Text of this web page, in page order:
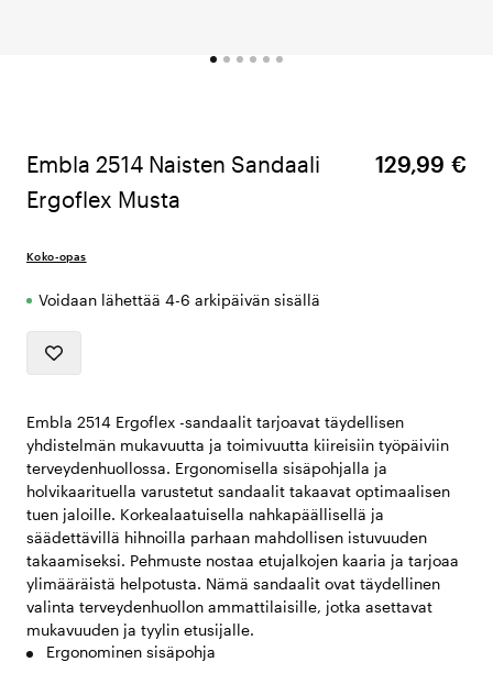
Embla 2514 Naisten Sandaali
Ergoflex Musta
129,99 €
Koko-opas
Voidaan lähettää 4-6 arkipäivän sisällä
Embla 2514 Ergoflex -sandaalit tarjoavat täydellisen
yhdistelmän mukavuutta ja toimivuutta kiireisiin työpäiviin
terveydenhuollossa. Ergonomisella sisäpohjalla ja
holvikaarituella varustetut sandaalit takaavat optimaalisen
tuen jaloille. Korkealaatuisella nahkapäällisellä ja
säädettävillä hihnoilla parhaan mahdollisen istuvuuden
takaamiseksi. Pehmuste nostaa etujalkojen kaaria ja tarjoaa
ylimääräistä helpotusta. Nämä sandaalit ovat täydellinen
valinta terveydenhuollon ammattilaisille, jotka asettavat
mukavuuden ja tyylin etusijalle.
Ergonominen sisäpohja